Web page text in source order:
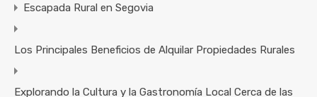
Escapada Rural en Segovia
Los Principales Beneficios de Alquilar Propiedades Rurales
Explorando la Cultura y la Gastronomía Local Cerca de las